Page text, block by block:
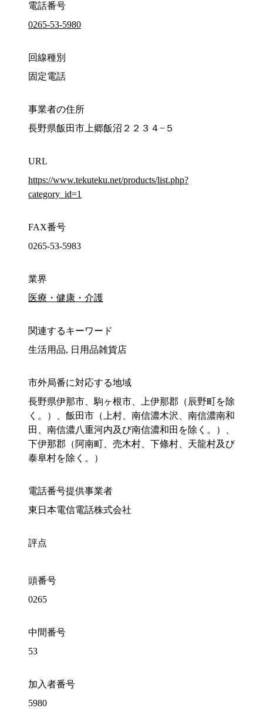
電話番号
0265-53-5980
回線種別
固定電話
事業者の住所
長野県飯田市上郷飯沼２２３４−５
URL
https://www.tekuteku.net/products/list.php?
category_id=1
FAX番号
0265-53-5983
業界
医療・健康・介護
関連するキーワード
生活用品, 日用品雑貨店
市外局番に対応する地域
長野県伊那市、駒ヶ根市、上伊那郡（辰野町を除
く。）、飯田市（上村、南信濃木沢、南信濃南和
田、南信濃八重河内及び南信濃和田を除く。）、
下伊那郡（阿南町、売木村、下條村、天龍村及び
泰阜村を除く。）
電話番号提供事業者
東日本電信電話株式会社
評点
頭番号
0265
中間番号
53
加入者番号
5980